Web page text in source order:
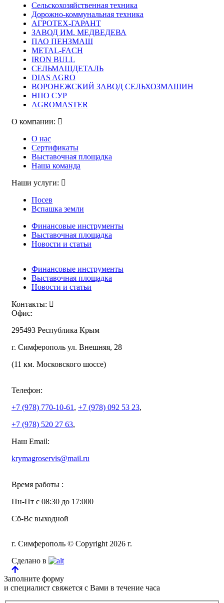
Сельскохозяйственная техника
Дорожно-коммунальная техника
АГРОТЕХ-ГАРАНТ
ЗАВОД ИМ. МЕДВЕДЕВА
ПАО ПЕНЗМАШ
METAL-FACH
IRON BULL
СЕЛЬМАШДЕТАЛЬ
DIAS AGRO
ВОРОНЕЖСКИЙ ЗАВОД СЕЛЬХОЗМАШИН
НПО СУР
AGROMASTER
О компании:
О нас
Сертификаты
Выставочная площадка
Наша команда
Наши услуги:
Посев
Вспашка земли
Финансовые инструменты
Выставочная площадка
Новости и статьи
Финансовые инструменты
Выставочная площадка
Новости и статьи
Контакты:
Офис:
295493 Республика Крым
г. Симферополь ул. Внешняя, 28
(11 км. Московского шоссе)
Телефон:
+7 (978) 770-10-61 , +7 (978) 092 53 23,
+7 (978) 520 27 63,
Наш Email:
krymagroservis@mail.ru
Время работы :
Пн-Пт с 08:30 до 17:000
Сб-Вс выходной
г. Симферополь © Copyright 2026 г.
Сделано в
Заполните форму
и специалист свяжется с Вами в течение часа